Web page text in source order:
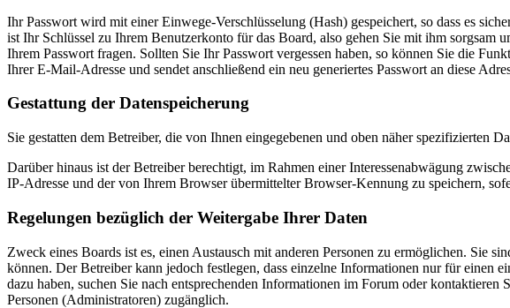
Ihr Passwort wird mit einer Einwege-Verschlüsselung (Hash) gespeichert, so dass es
ist Ihr Schlüssel zu Ihrem Benutzerkonto für das Board, also gehen Sie mit ihm
Ihrem Passwort fragen. Sollten Sie Ihr Passwort vergessen haben, so können Sie die
Ihrer E-Mail-Adresse und sendet anschließend ein neu generiertes Passwort an diese
Gestattung der Datenspeicherung
Sie gestatten dem Betreiber, die von Ihnen eingegebenen und oben näher spezifizierten
Darüber hinaus ist der Betreiber berechtigt, im Rahmen einer Interessenabwägung
IP-Adresse und der von Ihrem Browser übermittelter Browser-Kennung zu speichern,
Regelungen bezüglich der Weitergabe Ihrer Daten
Zweck eines Boards ist es, einen Austausch mit anderen Personen zu ermöglichen. Sie
können. Der Betreiber kann jedoch festlegen, dass einzelne Informationen nur für einen
dazu haben, suchen Sie nach entsprechenden Informationen im Forum oder
Personen (Administratoren) zugänglich.